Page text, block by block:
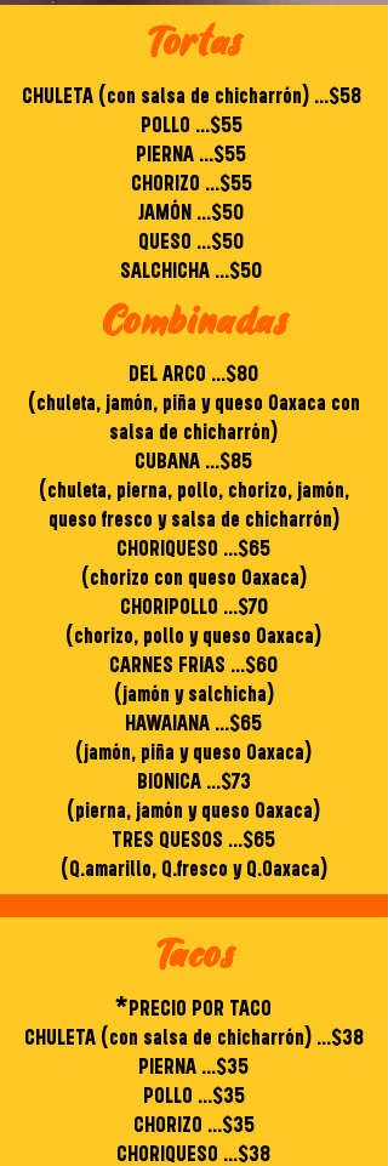
Tortas
CHULETA (con salsa de chicharrón) ...$58
POLLO ...$55
PIERNA ...$55
CHORIZO ...$55
JAMÓN ...$50
QUESO ...$50
SALCHICHA ...$50
Combinadas
DEL ARCO ...$80
(chuleta, jamón, piña y queso Oaxaca con
salsa de chicharrón)
CUBANA ...$85
(chuleta, pierna, pollo, chorizo, jamón,
queso fresco y salsa de chicharrón)
CHORIQUESO ...$65
(chorizo con queso Oaxaca)
CHORIPOLLO ...$70
(chorizo, pollo y queso Oaxaca)
CARNES FRIAS ...$60
(jamón y salchicha)
HAWAIANA ...$65
(jamón, piña y queso Oaxaca)
BIONICA ...$73
(pierna, jamón y queso Oaxaca)
TRES QUESOS ...$65
(Q.amarillo, Q.fresco y Q.Oaxaca)
Tacos
*PRECIO POR TACO
CHULETA (con salsa de chicharrón) ...$38
PIERNA ...$35
POLLO ...$35
CHORIZO ...$35
CHORIQUESO ...$38